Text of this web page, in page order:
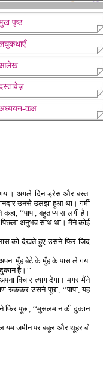
पृष्ठ
कक्ष
अगले दिन ड्रेस और बस्ता
उनसे उलझा हुआ था। गर्मी
‘‘पापा, बहुत प्यास लगी है।
पिछला अनुभव साथ था। मैंने कोई
को देखते हुए उसने फिर जिद
मुँह बेटे के मुँह के पास ले गया
है।’’
विचार त्याग देगा। मगर मैंने
रुककर उसने पूछा, ‘‘पापा, यह
पूछा, ‘‘मुसलमान की दुकान
जमीन पर बबूल और थूहर बो